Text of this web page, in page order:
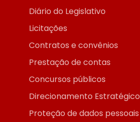
Diário do Legislativo
Licitações
Contratos e convênios
Prestação de contas
Concursos públicos
Direcionamento Estratégico
Proteção de dados pessoais